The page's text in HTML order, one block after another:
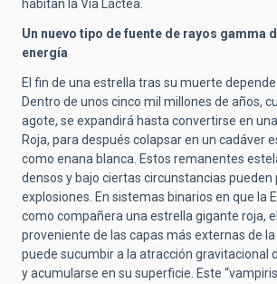
habitan la Vía Láctea.
Un nuevo tipo de fuente de rayos gamma
energía
El fin de una estrella tras su muerte
Dentro de unos cinco mil millones de años,
agote, se expandirá hasta convertirse en
Roja, para después colapsar en un cadáver
como enana blanca. Estos remanentes
densos y bajo ciertas circunstancias pueden
explosiones. En sistemas binarios en que la
como compañera una estrella gigante roja,
proveniente de las capas más externas de la
puede sucumbir a la atracción gravitacional
y acumularse en su superficie. Este “